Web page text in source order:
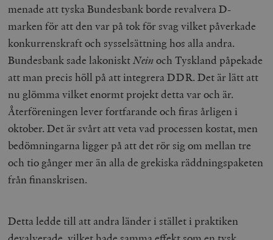
menade att tyska Bundesbank borde revalvera D-
marken för att den var på tok för svag vilket påverkade
konkurrenskraft och sysselsättning hos alla andra.
Bundesbank sade lakonisktNeinoch Tyskland påpekade
att man precis höll på att integrera DDR. Det är lätt att
nu glömma vilket enormt projekt detta var och är.
Återföreningen lever fortfarande och firas årligen i
oktober. Det är svårt att veta vad processen kostat, men
bedömningarna ligger på att det rör sig om mellan tre
och tio gånger mer än alla de grekiska räddningspaketen
från finanskrisen.
Detta ledde till att andra länder i stället i praktiken